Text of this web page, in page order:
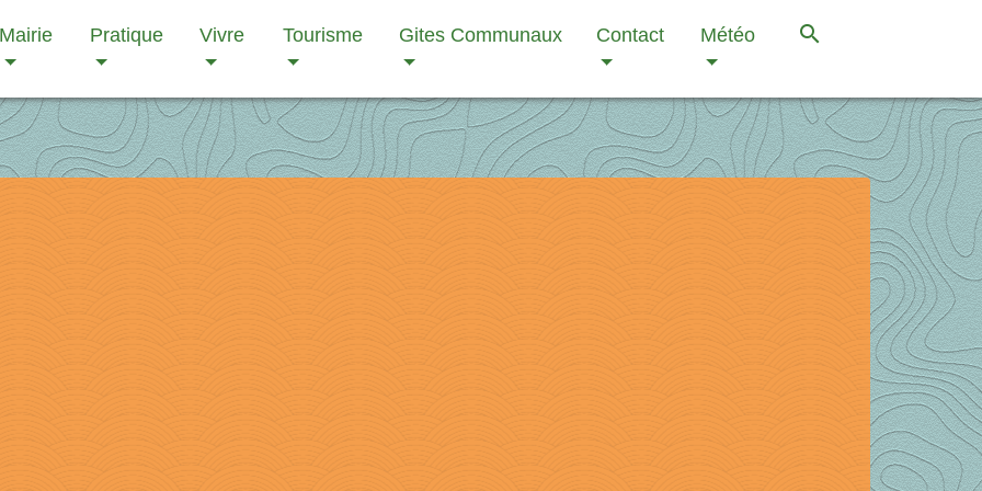
Mairie Pratique Vivre Tourisme Gites Communaux Contact Météo search